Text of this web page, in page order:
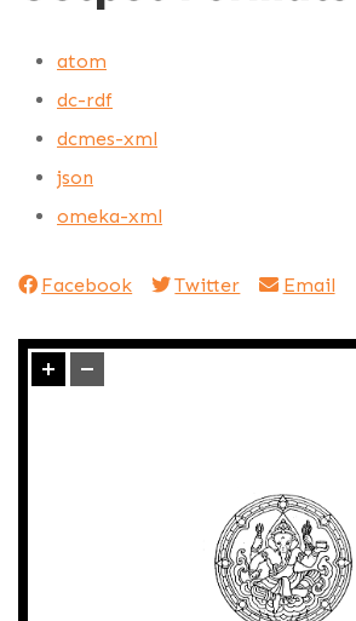
atom
dc-rdf
dcmes-xml
json
omeka-xml
Facebook Twitter Email